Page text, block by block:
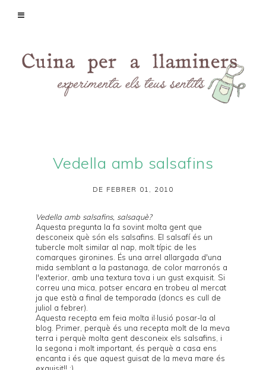
Vedella amb salsafins
DE FEBRER 01, 2010
Vedella amb salsafins, salsaquè?
Aquesta pregunta la fa sovint molta gent que
desconeix què són els salsafins. El salsafíés un
tubercle molt similar al nap, molt típic de les
comarques gironines. És una arrel allargada d'una
mida semblant a la pastanaga, de color marronós a
l'exterior, amb una textura tova i un gust exquisit. Si
correu una mica, potser encara en trobeu al mercat
ja que està a final de temporada (doncs es cull de
juliol a febrer).
Aquesta recepta em feia molta il·lusió posar-la al
blog. Primer, perquè és una recepta molt de la meva
terra i perquè molta gent desconeix els salsafins, i
la segona i molt important, és perquè a casa ens
encanta i és que aquest guisat de la meva mare és
exquisit!! ;)